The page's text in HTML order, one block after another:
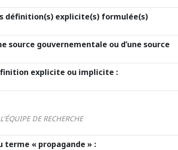
définition(s) explicite(s) formulée(s)
gouvernementale ou d’une source
explicite ou implicite :
DE RECHERCHE
terme « propagande » :